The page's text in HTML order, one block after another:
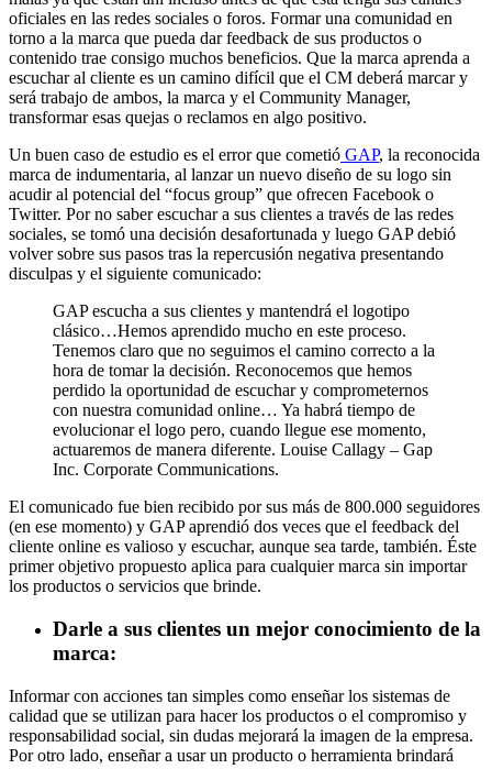
oficiales en las redes sociales o foros. Formar una comunidad en
torno a la marca que pueda dar feedback de sus productos o
contenido trae consigo muchos beneficios. Que la marca aprenda a
escuchar al cliente es un camino difícil que el CM deberá marcar y
será trabajo de ambos, la marca y el Community Manager,
transformar esas quejas o reclamos en algo positivo.
Un buen caso de estudio es el error que cometió GAP, la reconocida
marca de indumentaria, al lanzar un nuevo diseño de su logo sin
acudir al potencial del “focus group” que ofrecen Facebook o
Twitter. Por no saber escuchar a sus clientes a través de las redes
sociales, se tomó una decisión desafortunada y luego GAP debió
volver sobre sus pasos tras la repercusión negativa presentando
disculpas y el siguiente comunicado:
GAP escucha a sus clientes y mantendrá el logotipo
clásico…Hemos aprendido mucho en este proceso.
Tenemos claro que no seguimos el camino correcto a la
hora de tomar la decisión. Reconocemos que hemos
perdido la oportunidad de escuchar y comprometernos
con nuestra comunidad online… Ya habrá tiempo de
evolucionar el logo pero, cuando llegue ese momento,
actuaremos de manera diferente. Louise Callagy – Gap
Inc. Corporate Communications.
El comunicado fue bien recibido por sus más de 800.000 seguidores
(en ese momento) y GAP aprendió dos veces que el feedback del
cliente online es valioso y escuchar, aunque sea tarde, también. Éste
primer objetivo propuesto aplica para cualquier marca sin importar
los productos o servicios que brinde.
Darle a sus clientes un mejor conocimiento de la
marca:
Informar con acciones tan simples como enseñar los sistemas de
calidad que se utilizan para hacer los productos o el compromiso y
responsabilidad social, sin dudas mejorará la imagen de la empresa.
Por otro lado, enseñar a usar un producto o herramienta brindará